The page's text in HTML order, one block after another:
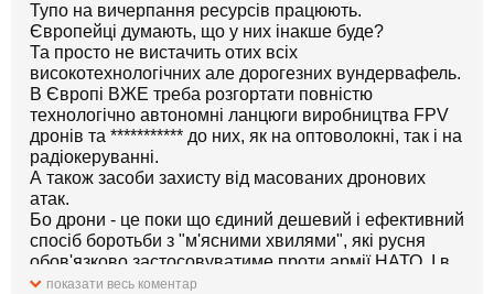
Тупо на вичерпання ресурсів працюють.
Європейці думають, що у них інакше буде?
Та просто не вистачить отих всіх
високотехнологічних але дорогезних вундервафель.
В Європі ВЖЕ треба розгортати повністю
технологічно автономні ланцюги виробництва FPV
дронів та *********** до них, як на оптоволокні, так і на
радіокеруванні.
А також засоби захисту від масованих дронових
атак.
Бо дрони - це поки що єдиний дешевий і ефективний
спосіб боротьби з "м'ясними хвилями", які русня
обов'язково застосовуватиме проти армії НАТО. І в
дронах русня лідує.
показати весь коментар